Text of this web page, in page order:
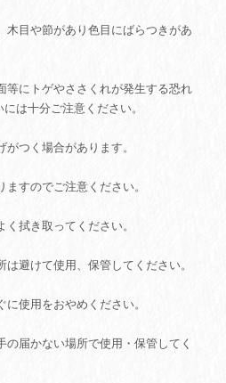
目や節があり色目にばらつきがあ
にトゲやささくれが発生する恐れ
は十分ご注意ください。
つく場合があります。
すのでご注意ください。
拭き取ってください。
避けて使用、保管してください。
使用をおやめください。
届かない場所で使用・保管してく